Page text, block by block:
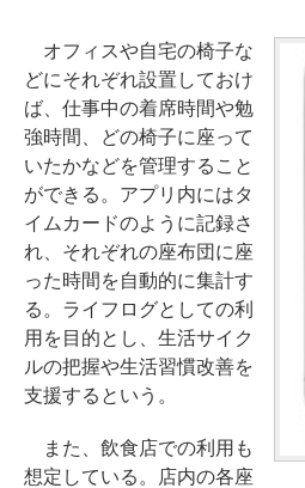
オフィスや自宅の椅子な
どにそれぞれ設置しておけ
ば、仕事中の着席時間や勉
強時間、どの椅子に座って
いたかなどを管理すること
ができる。アプリ内にはタ
イムカードのように記録さ
れ、それぞれの座布団に座
った時間を自動的に集計す
る。ライフログとしての利
用を目的とし、生活サイク
ルの把握や生活習慣改善を
支援するという。
また、飲食店での利用も
想定している。店内の各座